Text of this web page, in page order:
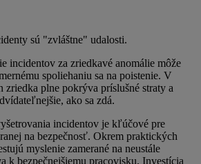
sú "zvláštne" udalosti.
incidentov za zriedkavé anomálie môže
spoliehaniu sa na poistenie. V
zriedka plne pokrýva príslušné straty a
ako sa zdá.
incidentov je kľúčové pre
na bezpečnosť. Okrem praktických
myslenie zamerané na neustále
k bezpečnejšiemu pracovisku. Investícia